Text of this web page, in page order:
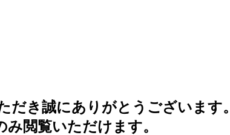
だき誠にありがとうございます。
閲覧いただけます。